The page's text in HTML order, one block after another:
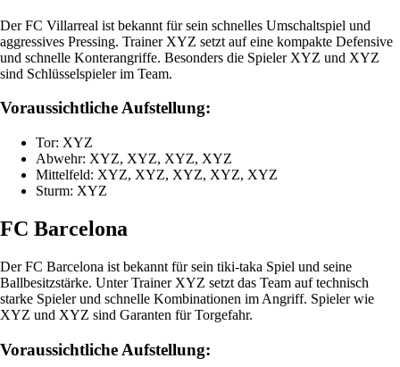
Der FC Villarreal ist bekannt für sein schnelles Umschaltspiel und
aggressives Pressing. Trainer XYZ setzt auf eine kompakte Defensive
und schnelle Konterangriffe. Besonders die Spieler XYZ und XYZ
sind Schlüsselspieler im Team.
Voraussichtliche Aufstellung:
Tor: XYZ
Abwehr: XYZ, XYZ, XYZ, XYZ
Mittelfeld: XYZ, XYZ, XYZ, XYZ, XYZ
Sturm: XYZ
FC Barcelona
Der FC Barcelona ist bekannt für sein tiki-taka Spiel und seine
Ballbesitzstärke. Unter Trainer XYZ setzt das Team auf technisch
starke Spieler und schnelle Kombinationen im Angriff. Spieler wie
XYZ und XYZ sind Garanten für Torgefahr.
Voraussichtliche Aufstellung: